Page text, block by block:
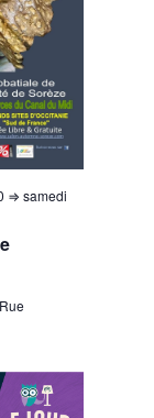
⇒samedi
Rue